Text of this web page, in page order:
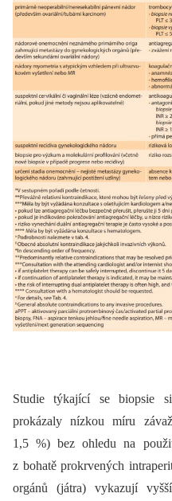
Studie týkající se biopsie
prokázaly nízkou míru
1,5 %) bez ohledu na
z bohatě prokrvených
orgánů (játra) vykazují